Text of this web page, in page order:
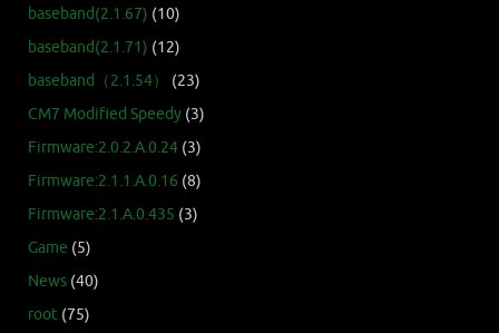
baseband(2.1.67) (10)
baseband(2.1.71) (12)
baseband（2.1.54）
(23)
CM7 Modified Speedy (3)
Firmware:2.0.2.A.0.24 (3)
Firmware:2.1.1.A.0.16 (8)
Firmware:2.1.A.0.435 (3)
Game (5)
News (40)
root (75)